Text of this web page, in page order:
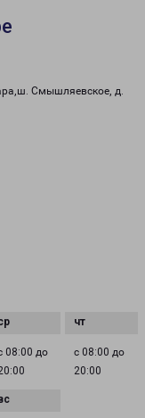
Смышляевское, д.
08:00 до
с 08:00 до
20:00